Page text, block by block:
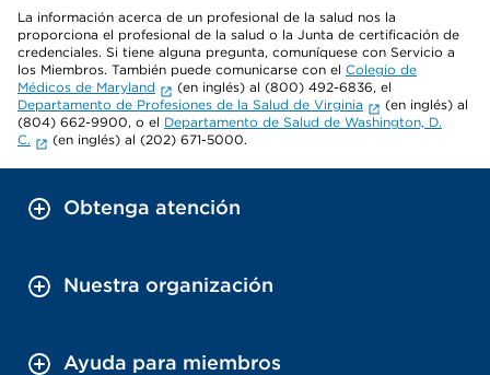
La información acerca de un profesional de la salud nos la
proporciona el profesional de la salud o la Junta de certificación de
credenciales. Si tiene alguna pregunta, comuníquese con Servicio a
los Miembros. También puede comunicarse con el Colegio de
Médicos de Maryland
(en inglés) al (800) 492-6836, el
Departamento de Profesiones de la Salud de Virginia
(en inglés) al
(804) 662-9900, o el Departamento de Salud de Washington, D.
C.
(en inglés) al (202) 671-5000.
Obtenga atención
Nuestra organización
Ayuda para miembros